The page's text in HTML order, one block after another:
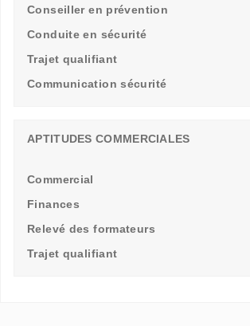
Conseiller en prévention
Conduite en sécurité
Trajet qualifiant
Communication sécurité
APTITUDES COMMERCIALES
Commercial
Finances
Relevé des formateurs
Trajet qualifiant